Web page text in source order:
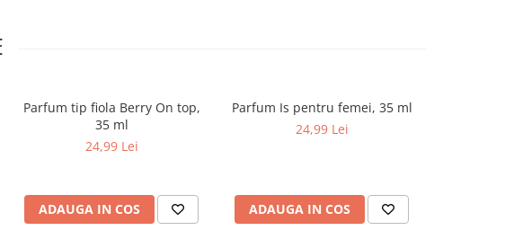
Parfum tip fiola Berry On top,
35 ml
24,99 Lei
ADAUGA IN COS
Parfum Is pentru femei, 35 ml
24,99 Lei
ADAUGA IN COS